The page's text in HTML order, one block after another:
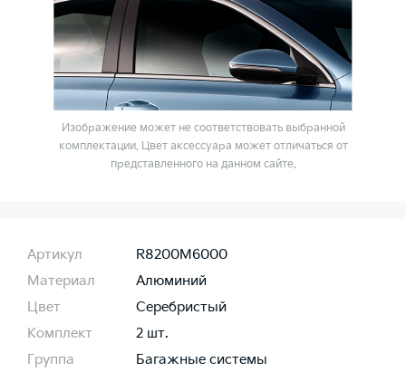
Изображение может не соответствовать выбранной
комплектации. Цвет аксессуара может отличаться от
представленного на данном сайте.
Артикул
R8200M6000
Материал
Алюминий
Цвет
Серебристый
Комплект
2 шт.
Группа
Багажные системы